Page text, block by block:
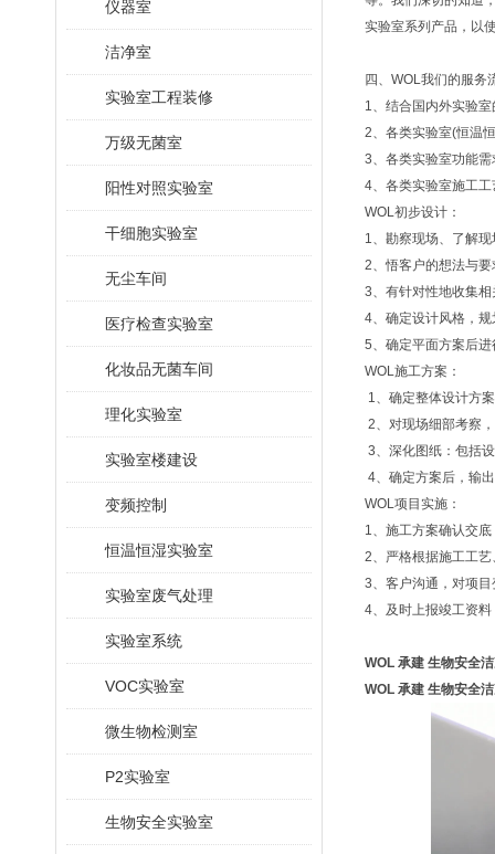
仪器室
洁净室
实验室工程装修
万级无菌室
阳性对照实验室
干细胞实验室
无尘车间
医疗检查实验室
化妆品无菌车间
理化实验室
实验室楼建设
变频控制
恒温恒湿实验室
实验室废气处理
实验室系统
VOC实验室
微生物检测室
P2实验室
生物安全实验室
实验室系列产品，以
四、WOL我们的服务
1、结合国内外实验
2、各类实验室(恒温
3、各类实验室功能
4、各类实验室施工
WOL初步设计：
1、勘察现场、了解
2、悟客户的想法与
3、有针对性地收集
4、确定设计风格，
5、确定平面方案后
WOL施工方案：
1、确定整体设计方
2、对现场细部考察
3、深化图纸：包括
4、确定方案后，输
WOL项目实施：
1、施工方案确认交
2、严格根据施工工
3、客户沟通，对项
4、及时上报竣工资
WOL 承建 生物安全
WOL 承建 生物安全